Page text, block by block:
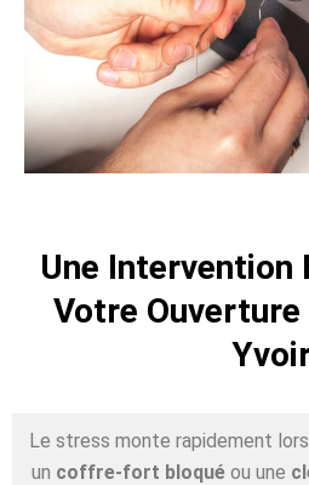
Une Intervention
Votre
Le stress monte rapidement
un coffre-fort bloquéou une